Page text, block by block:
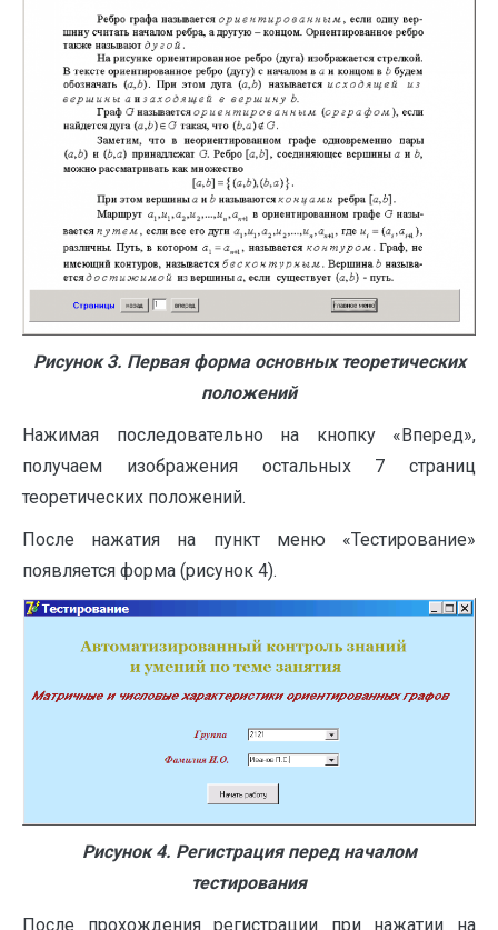
Рисунок 3. Первая форма основных теоретических
положений
Нажимая последовательно на кнопку «Вперед»,
получаем изображения остальных 7 страниц
теоретических положений.
После нажатия на пункт меню «Тестирование»
появляется форма (рисунок 4).
Рисунок 4. Регистрация перед началом
тестирования
После прохождения регистрации при нажатии на